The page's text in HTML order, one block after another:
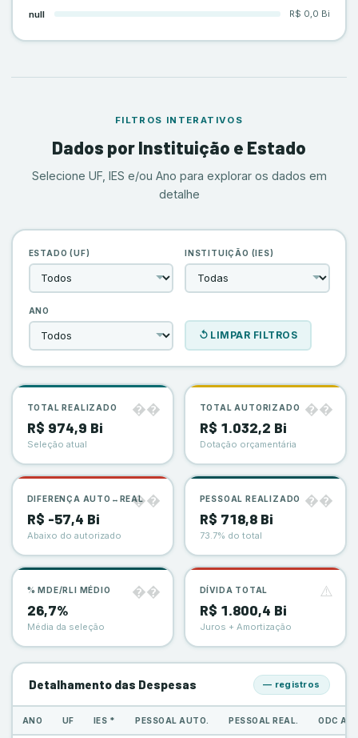
null
R$ 0,0 Bi
FILTROS INTERATIVOS
Dados por Instituição e Estado
Selecione UF, IES e/ou Ano para explorar os dados em
detalhe
ESTADO (UF) INSTITUIÇÃO (IES)
ANO
↺ LIMPAR FILTROS
��
TOTAL REALIZADO
R$ 974,9 Bi
Seleção atual
��
TOTAL AUTORIZADO
R$ 1.032,2 Bi
Dotação orçamentária
��
DIFERENÇA AUTO↔REAL
R$ -57,4 Bi
Abaixo do autorizado
��
PESSOAL REALIZADO
R$ 718,8 Bi
73.7% do total
��
% MDE/RLI MÉDIO
26,7%
Média da seleção
⚠️
DÍVIDA TOTAL
R$ 1.800,4 Bi
Juros + Amortização
Detalhamento das Despesas — registros
ANO UF IES * PESSOAL AUTO. PESSOAL REAL. ODC